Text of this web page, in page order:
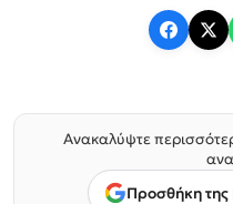
Ανακαλύψτε
Προσθήκη της